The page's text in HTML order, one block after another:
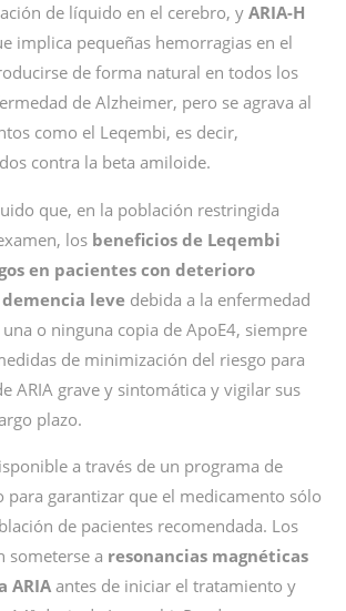
de líquido en el cerebro, y ARIA-H
implica pequeñas hemorragias en el
de forma natural en todos los
de Alzheimer, pero se agrava al
como el Leqembi, es decir,
contra la beta amiloide.
que, en la población restringida
los beneficios de Leqembi
en pacientes con deterioro
leve debida a la enfermedad
o ninguna copia de ApoE4, siempre
de minimización del riesgo para
ARIA grave y sintomática y vigilar sus
plazo.
a través de un programa de
para garantizar que el medicamento sólo
de pacientes recomendada. Los
someterse a resonancias magnéticas
ARIA antes de iniciar el tratamiento y